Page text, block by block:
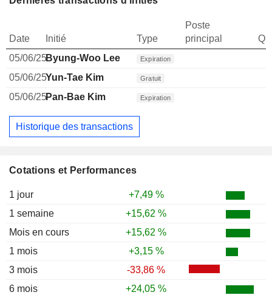
Cotations et Performances
1 jour
+7,49 %
1 semaine
+15,62 %
Mois en cours
+15,62 %
1 mois
+3,15 %
3 mois
-33,86 %
6 mois
+24,05 %
Date Initié Type
Poste
principal
05/06/25Byung-Woo Lee Expiration
05/06/25Yun-Tae Kim Gratuit
05/06/25Pan-Bae Kim Expiration
Historique des transactions